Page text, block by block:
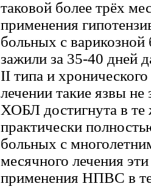
таковой более трёх
применения
больных с
зажили за 35-40 дней
II типа и
лечении такие язвы
ХОБЛ достигнута в те
практически
больных с
месячного лечения
применения НПВС в